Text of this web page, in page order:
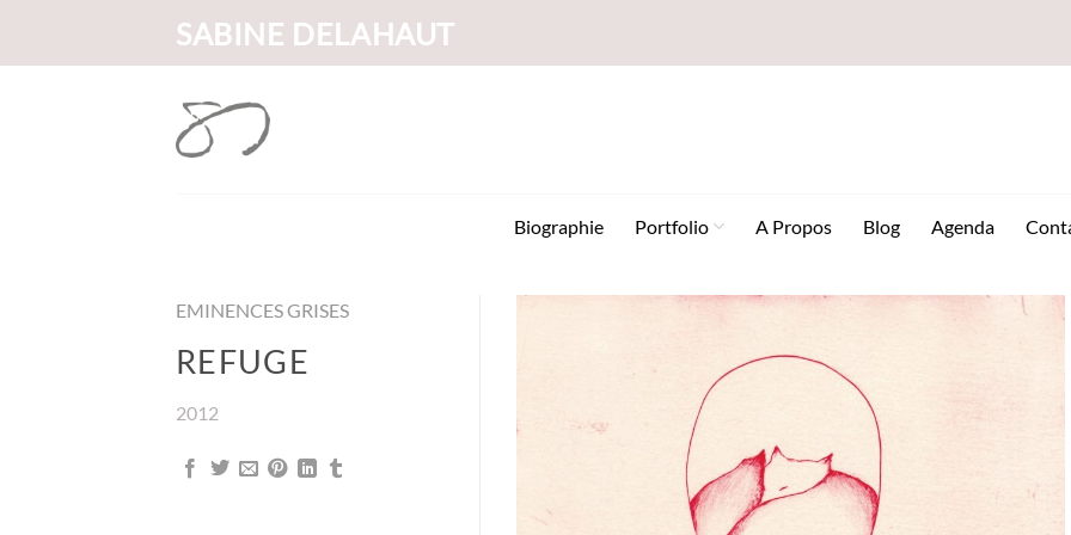
contenu
SABINE DELAHAUT
Biographie Portfolio A Propos Blog Agenda
EMINENCES GRISES
REFUGE
2012